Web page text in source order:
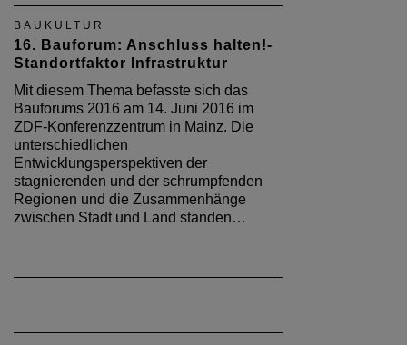
BAUKULTUR
16. Bauforum: Anschluss halten!-
Standortfaktor Infrastruktur
Mit diesem Thema befasste sich das
Bauforums 2016 am 14. Juni 2016 im
ZDF-Konferenzzentrum in Mainz. Die
unterschiedlichen
Entwicklungsperspektiven der
stagnierenden und der schrumpfenden
Regionen und die Zusammenhänge
zwischen Stadt und Land standen…